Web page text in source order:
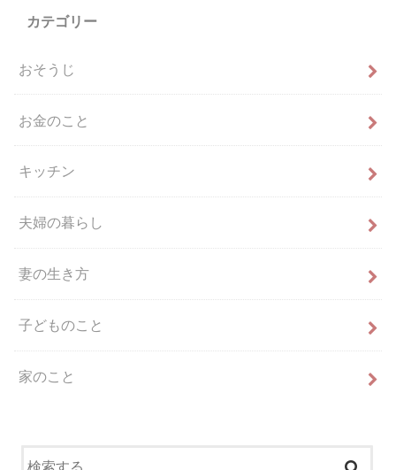
カテゴリー
おそうじ
お金のこと
キッチン
夫婦の暮らし
妻の生き方
子どものこと
家のこと